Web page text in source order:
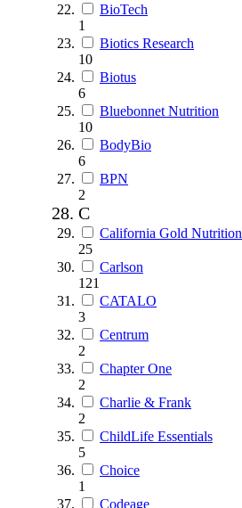
BioTech
1
Biotics Research
10
Biotus
6
Bluebonnet Nutrition
10
BodyBio
6
BPN
2
C
California Gold Nutrition
25
Carlson
121
CATALO
3
Centrum
2
Chapter One
2
Charlie & Frank
2
ChildLife Essentials
5
Choice
1
Codeage